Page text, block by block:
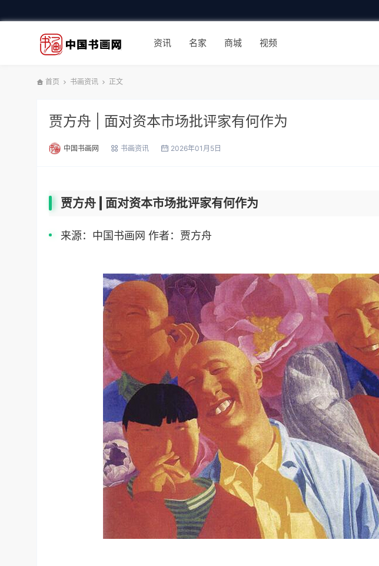
资讯 名家 商城 视频
首页 书画资讯 正文
贾方舟 | 面对资本市场批评家有何作为
中国书画网 书画资讯 2026年01月5日
贾方舟 | 面对资本市场批评家有何作为
来源：中国书画网 作者：贾方舟